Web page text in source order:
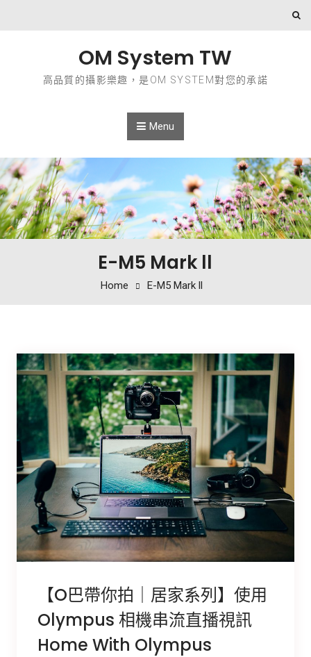
OM System TW
高品質的攝影樂趣，是OM SYSTEM對您的承諾
Menu
E-M5 Mark ll
Home E-M5 Mark ll
【O巴帶你拍｜居家系列】使用
Olympus 相機串流直播視訊
Home With Olympus